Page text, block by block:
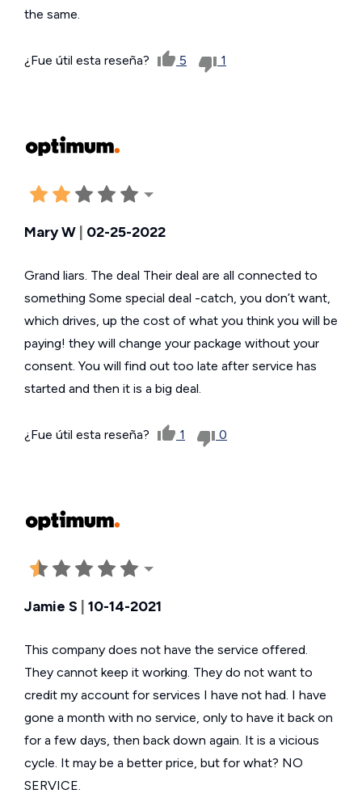
the same.
¿Fue útil esta reseña? 5 1
Mary W 02-25-2022
Grand liars. The deal Their deal are all connected to
something Some special deal -catch, you don’t want,
which drives, up the cost of what you think you will be
paying! they will change your package without your
consent. You will find out too late after service has
started and then it is a big deal.
¿Fue útil esta reseña? 1 0
Jamie S | 10-14-2021
This company does not have the service offered.
They cannot keep it working. They do not want to
credit my account for services I have not had. I have
gone a month with no service, only to have it back on
for a few days, then back down again. It is a vicious
cycle. It may be a better price, but for what? NO
SERVICE.